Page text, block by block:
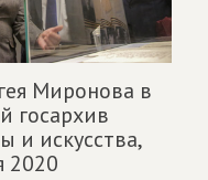
Миронова в
госархив
и искусства,
2020